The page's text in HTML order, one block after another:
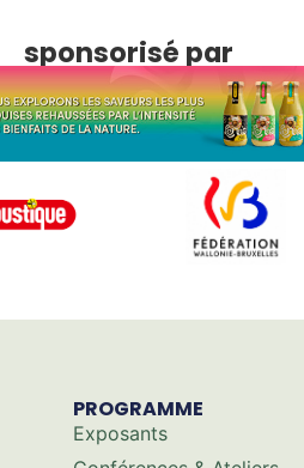
sponsorisé par
PROGRAMME
Exposants